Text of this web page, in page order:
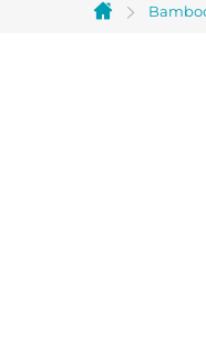
Startseite